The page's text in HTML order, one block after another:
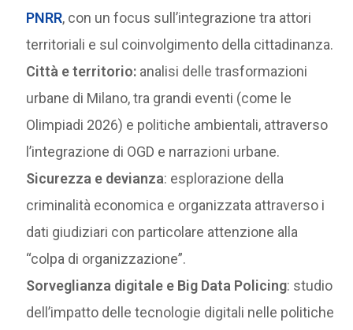
PNRR, con un focus sull’integrazione tra attori
territoriali e sul coinvolgimento della cittadinanza.
Città e territorio: analisi delle trasformazioni
urbane di Milano, tra grandi eventi (come le
Olimpiadi 2026) e politiche ambientali, attraverso
l’integrazione di OGD e narrazioni urbane.
Sicurezza e devianza: esplorazione della
criminalità economica e organizzata attraverso i
dati giudiziari con particolare attenzione alla
“colpa di organizzazione”.
Sorveglianza digitale e Big Data Policing: studio
dell’impatto delle tecnologie digitali nelle politiche